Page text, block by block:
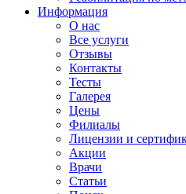
Информация
О нас
Все услуги
Отзывы
Контакты
Тесты
Галерея
Цены
Филиалы
Лицензии и
Акции
Врачи
Статьи